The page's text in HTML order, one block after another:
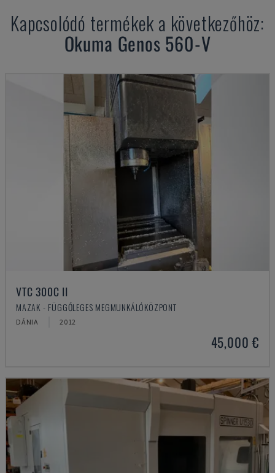
Kapcsolódó termékek a következőhöz:
Okuma Genos 560-V
VTC 300C II
MAZAK - FÜGGŐLEGES MEGMUNKÁLÓKÖZPONT
DÁNIA 2012
45,000 €